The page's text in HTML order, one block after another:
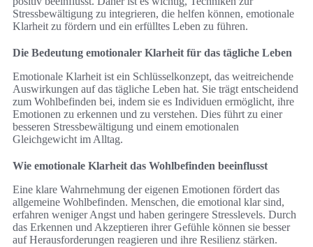
Stressbewältigung zu integrieren, die helfen können, emotionale
Klarheit zu fördern und ein erfülltes Leben zu führen.
Die Bedeutung emotionaler Klarheit für das tägliche Leben
Emotionale Klarheit ist ein Schlüsselkonzept, das weitreichende
Auswirkungen auf das tägliche Leben hat. Sie trägt entscheidend
zum Wohlbefinden bei, indem sie es Individuen ermöglicht, ihre
Emotionen zu erkennen und zu verstehen. Dies führt zu einer
besseren Stressbewältigung und einem emotionalen
Gleichgewicht im Alltag.
Wie emotionale Klarheit das Wohlbefinden beeinflusst
Eine klare Wahrnehmung der eigenen Emotionen fördert das
allgemeine Wohlbefinden. Menschen, die emotional klar sind,
erfahren weniger Angst und haben geringere Stresslevels. Durch
das Erkennen und Akzeptieren ihrer Gefühle können sie besser
auf Herausforderungen reagieren und ihre Resilienz stärken.